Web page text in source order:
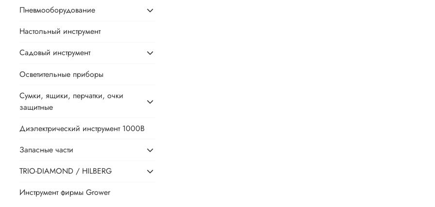
Пневмооборудование
Настольный инструмент
Садовый инструмент
Осветительные приборы
Сумки, ящики, перчатки, очки
защитные
Диэлектрический инструмент 1000В
Запасные части
TRIO-DIAMOND / HILBERG
Инструмент фирмы Grower